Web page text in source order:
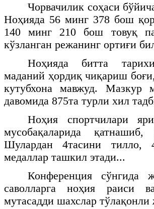
Чорвачилик соҳаси
Ноҳияда 56 минг 378 бош
140 минг 210 бош товуқ
кўзланган режанинг ортиғи
Ноҳияда битта
маданий ҳордиқ чиқариш
кутубхона мавжуд. Мазкур
давомида 875та турли хил
Ноҳия спортчилари
мусобақаларида
Шулардан 4тасини тилло,
медаллар ташкил этади...
Конференция сўнгида
саволларга ноҳия раиси
мутасадди шахслар тўлақонли